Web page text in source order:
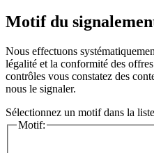
Motif du
Nous effectuons
légalité et la conformité des
contrôles vous constatez des
nous le signaler.
Sélectionnez un motif dans la
Motif: